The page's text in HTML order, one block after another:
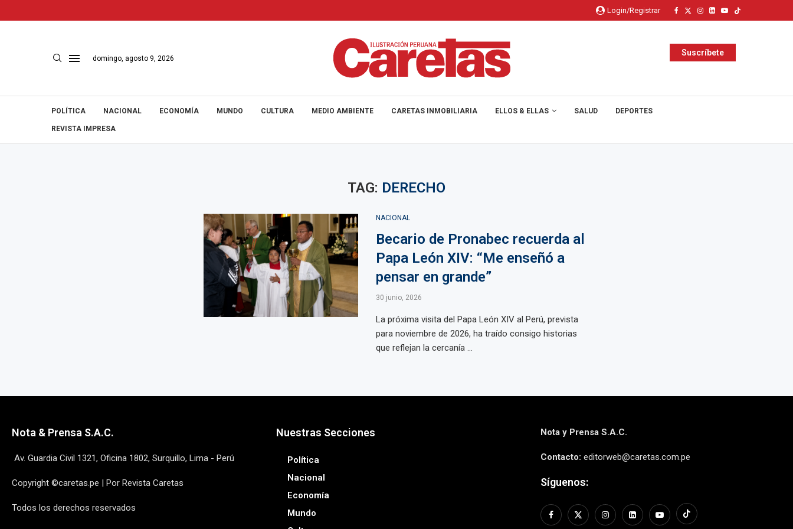
Login/Registrar
domingo, agosto 9, 2026
Suscríbete
POLÍTICA NACIONAL ECONOMÍA MUNDO CULTURA MEDIO AMBIENTE CARETAS INMOBILIARIA ELLOS & ELLAS SALUD DEPORTES
REVISTA IMPRESA
TAG: DERECHO
NACIONAL
Becario de Pronabec recuerda al
Papa León XIV: “Me enseñó a
pensar en grande”
30 junio, 2026
La próxima visita del Papa León XIV al Perú, prevista
para noviembre de 2026, ha traído consigo historias
que reflejan la cercanía ...
Nota & Prensa S.A.C.
Av. Guardia Civil 1321, Oficina 1802, Surquillo, Lima - Perú
Copyright ©caretas.pe | Por Revista Caretas
Todos los derechos reservados
Nuestras Secciones
Política
Nacional
Economía
Mundo
Nota y Prensa S.A.C.
Contacto: editorweb@caretas.com.pe
Síguenos: